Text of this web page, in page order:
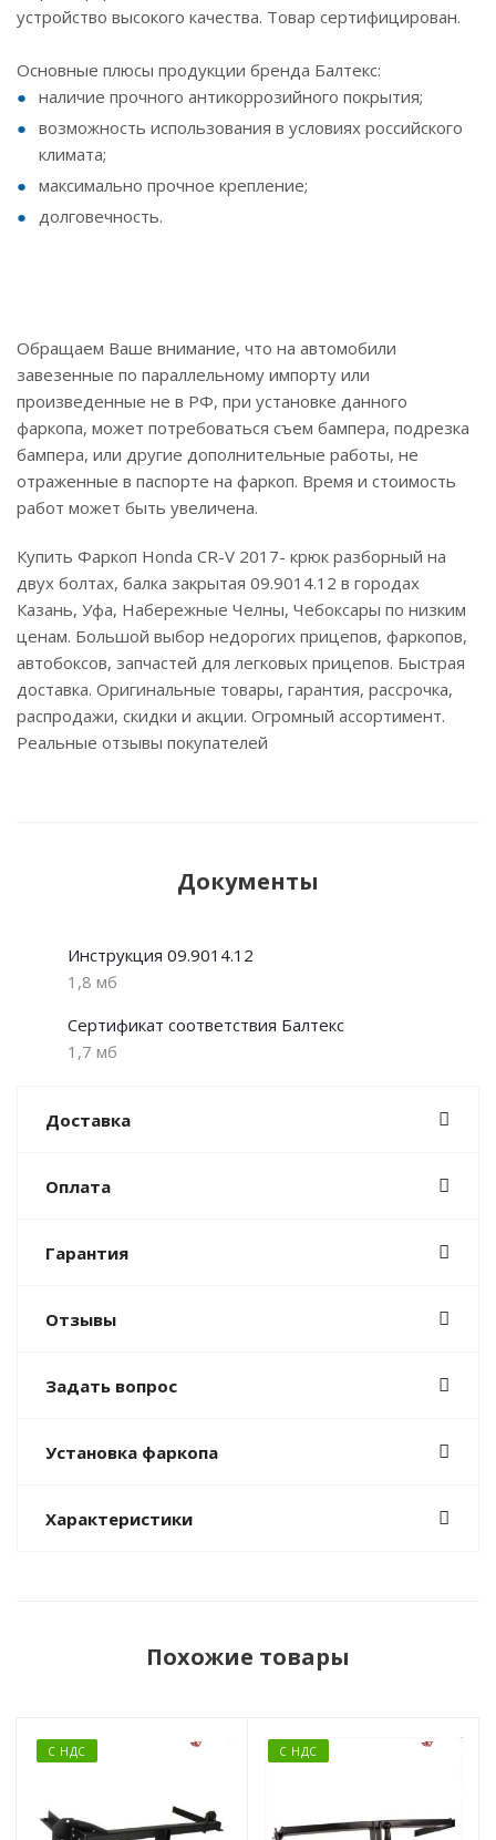
устройство высокого качества. Товар сертифицирован.
Основные плюсы продукции бренда Балтекс:
наличие прочного антикоррозийного покрытия;
возможность использования в условиях российского
климата;
максимально прочное крепление;
долговечность.
Обращаем Ваше внимание, что на автомобили
завезенные по параллельному импорту или
произведенные не в РФ, при установке данного
фаркопа, может потребоваться съем бампера, подрезка
бампера, или другие дополнительные работы, не
отраженные в паспорте на фаркоп. Время и стоимость
работ может быть увеличена.
Купить Фаркоп Honda CR-V 2017- крюк разборный на
двух болтах, балка закрытая 09.9014.12 в городах
Казань, Уфа, Набережные Челны, Чебоксары по низким
ценам. Большой выбор недорогих прицепов, фаркопов,
автобоксов, запчастей для легковых прицепов. Быстрая
доставка. Оригинальные товары, гарантия, рассрочка,
распродажи, скидки и акции. Огромный ассортимент.
Реальные отзывы покупателей
Документы
Инструкция 09.9014.12
1,8 мб
Сертификат соответствия Балтекс
1,7 мб
Доставка
Оплата
Гарантия
Отзывы
Задать вопрос
Установка фаркопа
Характеристики
Похожие товары
С НДС С НДС